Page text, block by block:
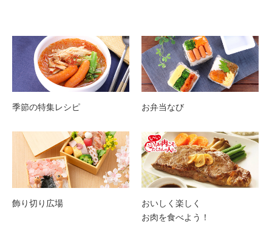
季節の特集レシピ お弁当なび
飾り切り広場
おいしく楽しく
お肉を食べよう！